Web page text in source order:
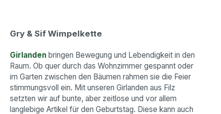
Gry & Sif Wimpelkette
Girlanden bringen Bewegung und Lebendigkeit in den
Raum. Ob quer durch das Wohnzimmer gespannt oder
im Garten zwischen den Bäumen rahmen sie die Feier
stimmungsvoll ein. Mit unseren Girlanden aus Filz
setzten wir auf bunte, aber zeitlose und vor allem
langlebige Artikel für den Geburtstag. Diese kann auch